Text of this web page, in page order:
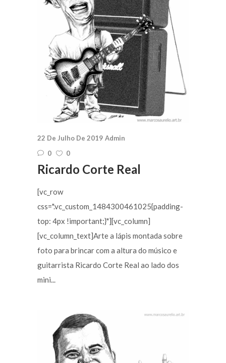
22 De Julho De 2019 Admin
0
0
Ricardo Corte Real
[vc_row
css=".vc_custom_1484300461025{padding-
top: 4px !important;}"][vc_column]
[vc_column_text]Arte a lápis montada sobre
foto para brincar com a altura do músico e
guitarrista Ricardo Corte Real ao lado dos
mini...